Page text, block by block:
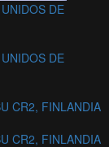
DE
DE
CR2, FINLANDIA
CR2, FINLANDIA